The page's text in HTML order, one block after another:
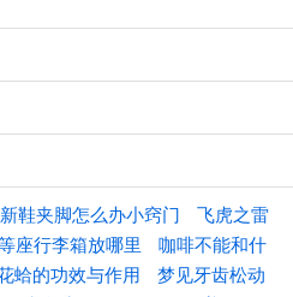
新鞋夹脚怎么办小窍门
飞虎之雷
座行李箱放哪里
咖啡不能和什
蛤的功效与作用
梦见牙齿松动